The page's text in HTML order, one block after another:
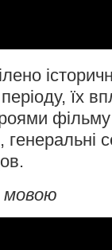
їх
фільму
мовою